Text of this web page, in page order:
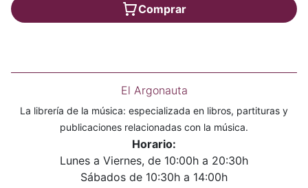
Comprar
El Argonauta
La librería de la música: especializada en libros, partituras y
publicaciones relacionadas con la música.
Horario:
Lunes a Viernes, de 10:00h a 20:30h
Sábados de 10:30h a 14:00h